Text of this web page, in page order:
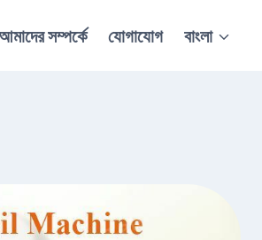
সম্পর্কে যোগাযোগ বাংলা